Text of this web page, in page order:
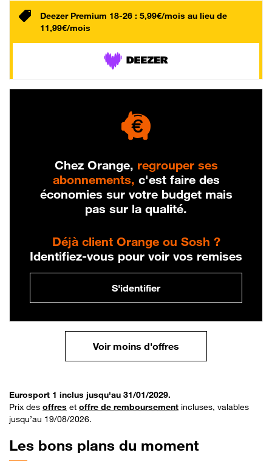
Deezer Premium 18-26 : 5,99€/mois au lieu de
11,99€/mois
Chez Orange, regrouper ses
abonnements, c'est faire des
économies sur votre budget mais
pas sur la qualité.
Déjà client Orange ou Sosh ?
Identifiez-vous pour voir vos remises
S'identifier
Voir moins d'offres
Eurosport 1 inclus jusqu'au 31/01/2029.
Prix des offres et offre de remboursement incluses, valables
jusqu’au 19/08/2026.
Les bons plans du moment